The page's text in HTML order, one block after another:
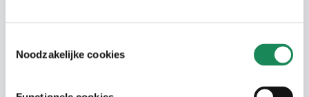
Noodzakelijke cookies
openbaar vervoer? Om de hoek ligt de
bushalte.